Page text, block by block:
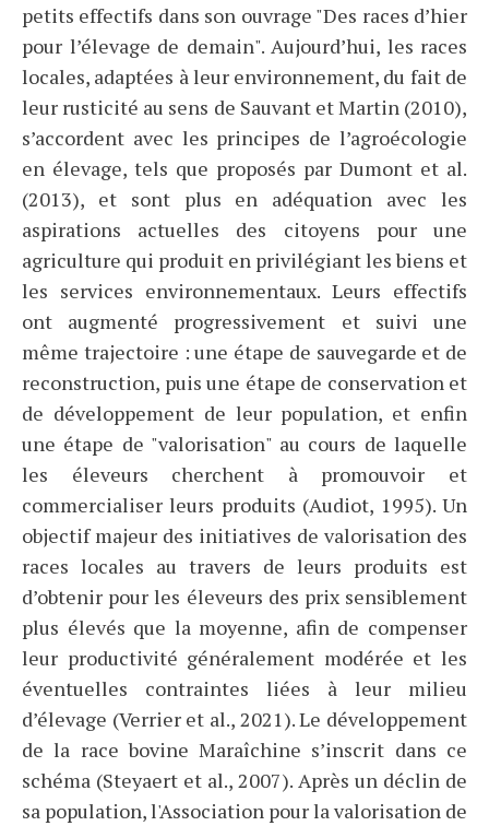
petits effectifs dans son ouvrage "Des races d’hier
pour l’élevage de demain". Aujourd’hui, les races
locales, adaptées à leur environnement, du fait de
leur rusticité au sens de Sauvant et Martin (2010),
s’accordent avec les principes de l’agroécologie
en élevage, tels que proposés par Dumont et al.
(2013), et sont plus en adéquation avec les
aspirations actuelles des citoyens pour une
agriculture qui produit en privilégiant les biens et
les services environnementaux. Leurs effectifs
ont augmenté progressivement et suivi une
même trajectoire : une étape de sauvegarde et de
reconstruction, puis une étape de conservation et
de développement de leur population, et enfin
une étape de "valorisation" au cours de laquelle
les éleveurs cherchent à promouvoir et
commercialiser leurs produits (Audiot, 1995). Un
objectif majeur des initiatives de valorisation des
races locales au travers de leurs produits est
d’obtenir pour les éleveurs des prix sensiblement
plus élevés que la moyenne, afin de compenser
leur productivité généralement modérée et les
éventuelles contraintes liées à leur milieu
d’élevage (Verrier et al., 2021). Le développement
de la race bovine Maraîchine s’inscrit dans ce
schéma (Steyaert et al., 2007). Après un déclin de
sa population, l'Association pour la valorisation de